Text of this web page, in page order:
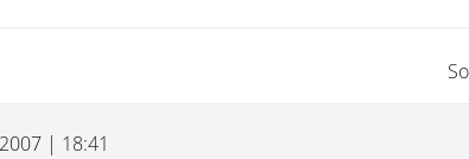
| 18:41